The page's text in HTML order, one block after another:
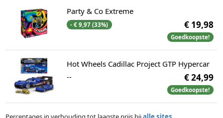
Party & Co Extreme
- € 9,97 (33%) € 19,98
Goedkoopste!
Hot Wheels Cadillac Project GTP Hypercar
--
€ 24,99
Goedkoopste!